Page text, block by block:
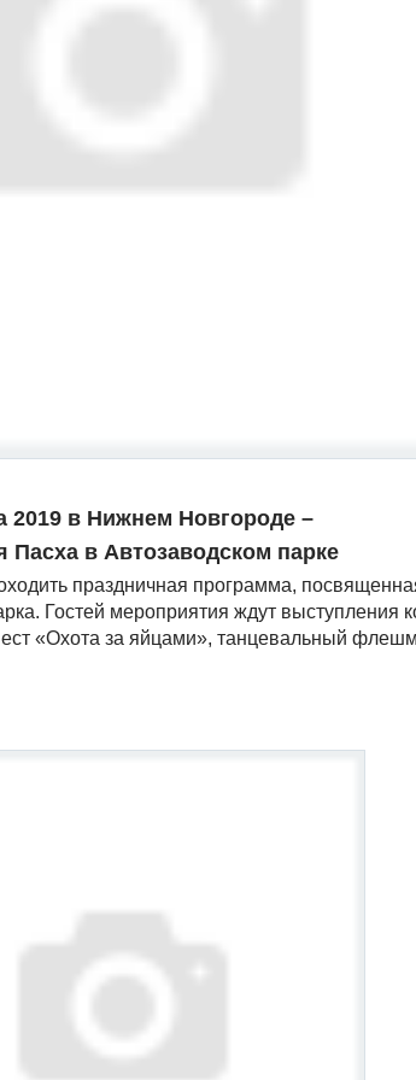
2019 в Нижнем Новгороде –
Пасха в Автозаводском парке
праздничная программа,
Гостей мероприятия ждут выступления
«Охота за яйцами», танцевальный